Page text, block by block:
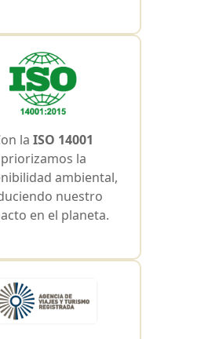
la ISO 14001
priorizamos la
ambiental,
nuestro
en el planeta.